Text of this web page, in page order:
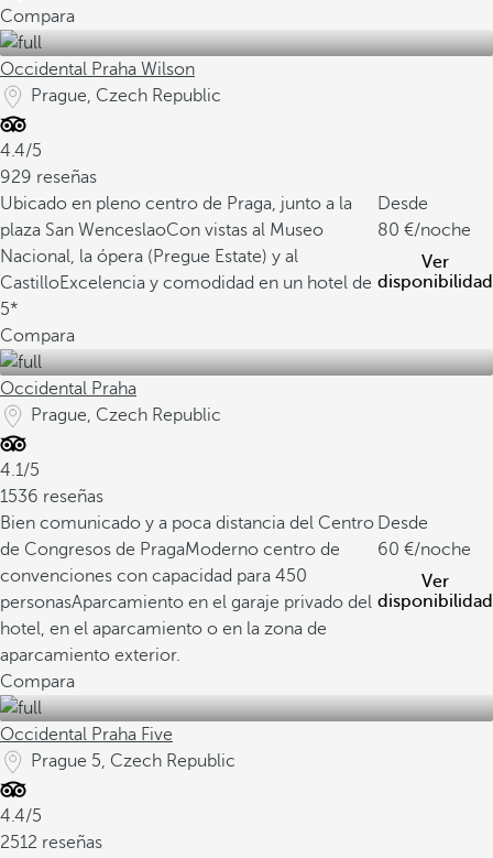
Compara
Occidental Praha Wilson
Prague, Czech Republic
4.4/5
929 reseñas
Ubicado en pleno centro de Praga, junto a la
plaza San WenceslaoCon vistas al Museo
Nacional, la ópera (Pregue Estate) y al
CastilloExcelencia y comodidad en un hotel de
5*
Desde
80
/noche
Ver
disponibilidad
Compara
Occidental Praha
Prague, Czech Republic
4.1/5
1536 reseñas
Bien comunicado y a poca distancia del Centro
de Congresos de PragaModerno centro de
convenciones con capacidad para 450
personasAparcamiento en el garaje privado del
hotel, en el aparcamiento o en la zona de
aparcamiento exterior.
Desde
60
/noche
Ver
disponibilidad
Compara
Occidental Praha Five
Prague 5, Czech Republic
4.4/5
2512 reseñas